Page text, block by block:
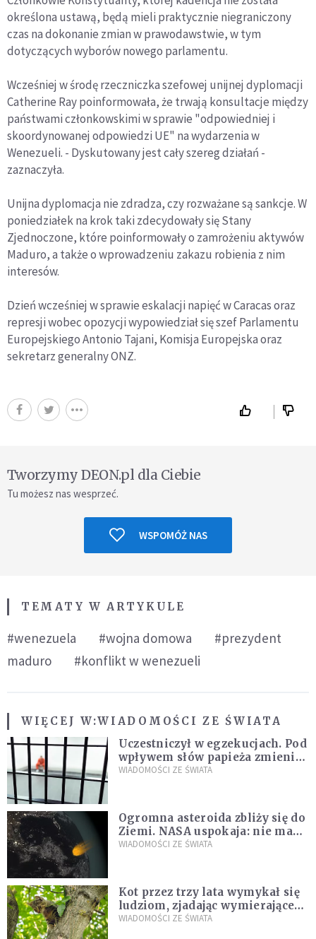
określona ustawą, będą mieli praktycznie niegraniczony
czas na dokonanie zmian w prawodawstwie, w tym
dotyczących wyborów nowego parlamentu.
Wcześniej w środę rzeczniczka szefowej unijnej dyplomacji
Catherine Ray poinformowała, że trwają konsultacje między
państwami członkowskimi w sprawie "odpowiedniej i
skoordynowanej odpowiedzi UE" na wydarzenia w
Wenezueli. - Dyskutowany jest cały szereg działań -
zaznaczyła.
Unijna dyplomacja nie zdradza, czy rozważane są sankcje. W
poniedziałek na krok taki zdecydowały się Stany
Zjednoczone, które poinformowały o zamrożeniu aktywów
Maduro, a także o wprowadzeniu zakazu robienia z nim
interesów.
Dzień wcześniej w sprawie eskalacji napięć w Caracas oraz
represji wobec opozycji wypowiedział się szef Parlamentu
Europejskiego Antonio Tajani, Komisja Europejska oraz
sekretarz generalny ONZ.
Tworzymy DEON.pl dla Ciebie
Tu możesz nas wesprzeć.
WSPOMÓŻ NAS
TEMATY W ARTYKULE
#wenezuela #wojna domowa
#prezydent
maduro
#konflikt w wenezueli
WIĘCEJ W:WIADOMOŚCI ZE ŚWIATA
Uczestniczył w egzekucjach. Pod
wpływem słów papieża zmienił
zdanie
WIADOMOŚCI ZE ŚWIATA
Ogromna asteroida zbliży się do
Ziemi. NASA uspokaja: nie ma
zagrożenia
WIADOMOŚCI ZE ŚWIATA
Kot przez trzy lata wymykał się
ludziom, zjadając wymierające
kaczki. W końcu popełnił
WIADOMOŚCI ZE ŚWIATA